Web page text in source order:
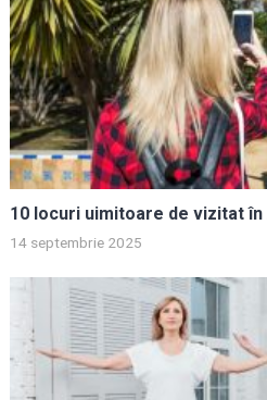
10 locuri uimitoare de vizitat în
14 septembrie 2025